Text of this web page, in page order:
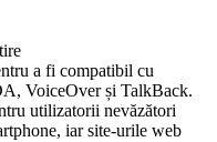
a fi compatibil cu
VoiceOver și TalkBack.
utilizatorii nevăzători
iar site-urile web